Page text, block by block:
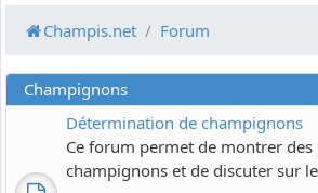
Champis.net Forum
Champignons
Détermination de champignons
Ce forum permet de montrer des
champignons et de discuter sur